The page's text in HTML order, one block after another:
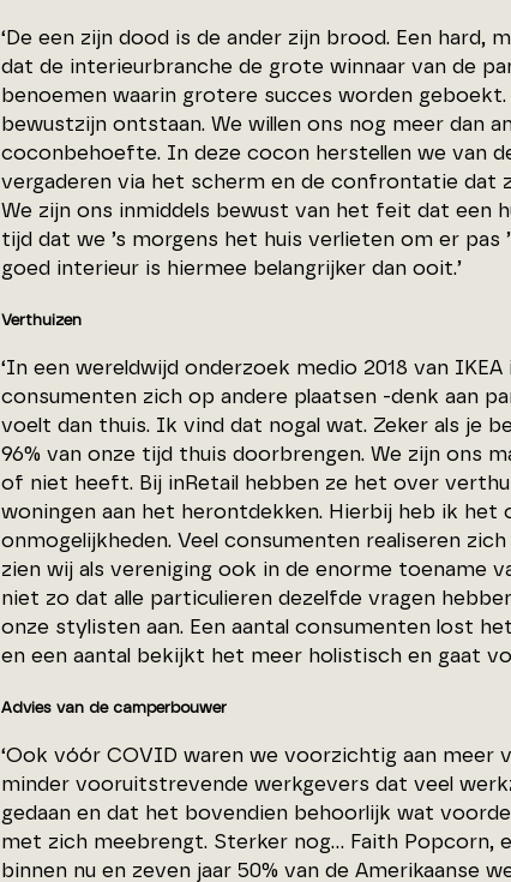
‘De een zijn dood is de ander zijn brood. Een hard,
dat de interieurbranche de grote winnaar van de
benoemen waarin grotere succes worden
bewustzijn ontstaan. We willen ons nog meer dan
coconbehoefte. In deze cocon herstellen we van
vergaderen via het scherm en de confrontatie dat
We zijn ons inmiddels bewust van het feit dat een
tijd dat we ’s morgens het huis verlieten om er pas
goed interieur is hiermee belangrijker dan ooit.’
Verthuizen
‘In een wereldwijd onderzoek medio 2018 van
consumenten zich op andere plaatsen -denk aan
voelt dan thuis. Ik vind dat nogal wat. Zeker als je
96% van onze tijd thuis doorbrengen. We zijn ons
of niet heeft. Bij inRetail hebben ze het over
woningen aan het herontdekken. Hierbij heb ik het
onmogelijkheden. Veel consumenten realiseren
zien wij als vereniging ook in de enorme toename
niet zo dat alle particulieren dezelfde vragen
onze stylisten aan. Een aantal consumenten lost
en een aantal bekijkt het meer holistisch en gaat
Advies van de camperbouwer
‘Ook vóór COVID waren we voorzichtig aan meer
minder vooruitstrevende werkgevers dat veel
gedaan en dat het bovendien behoorlijk wat
met zich meebrengt. Sterker nog… Faith Popcorn,
binnen nu en zeven jaar 50% van de Amerikaanse